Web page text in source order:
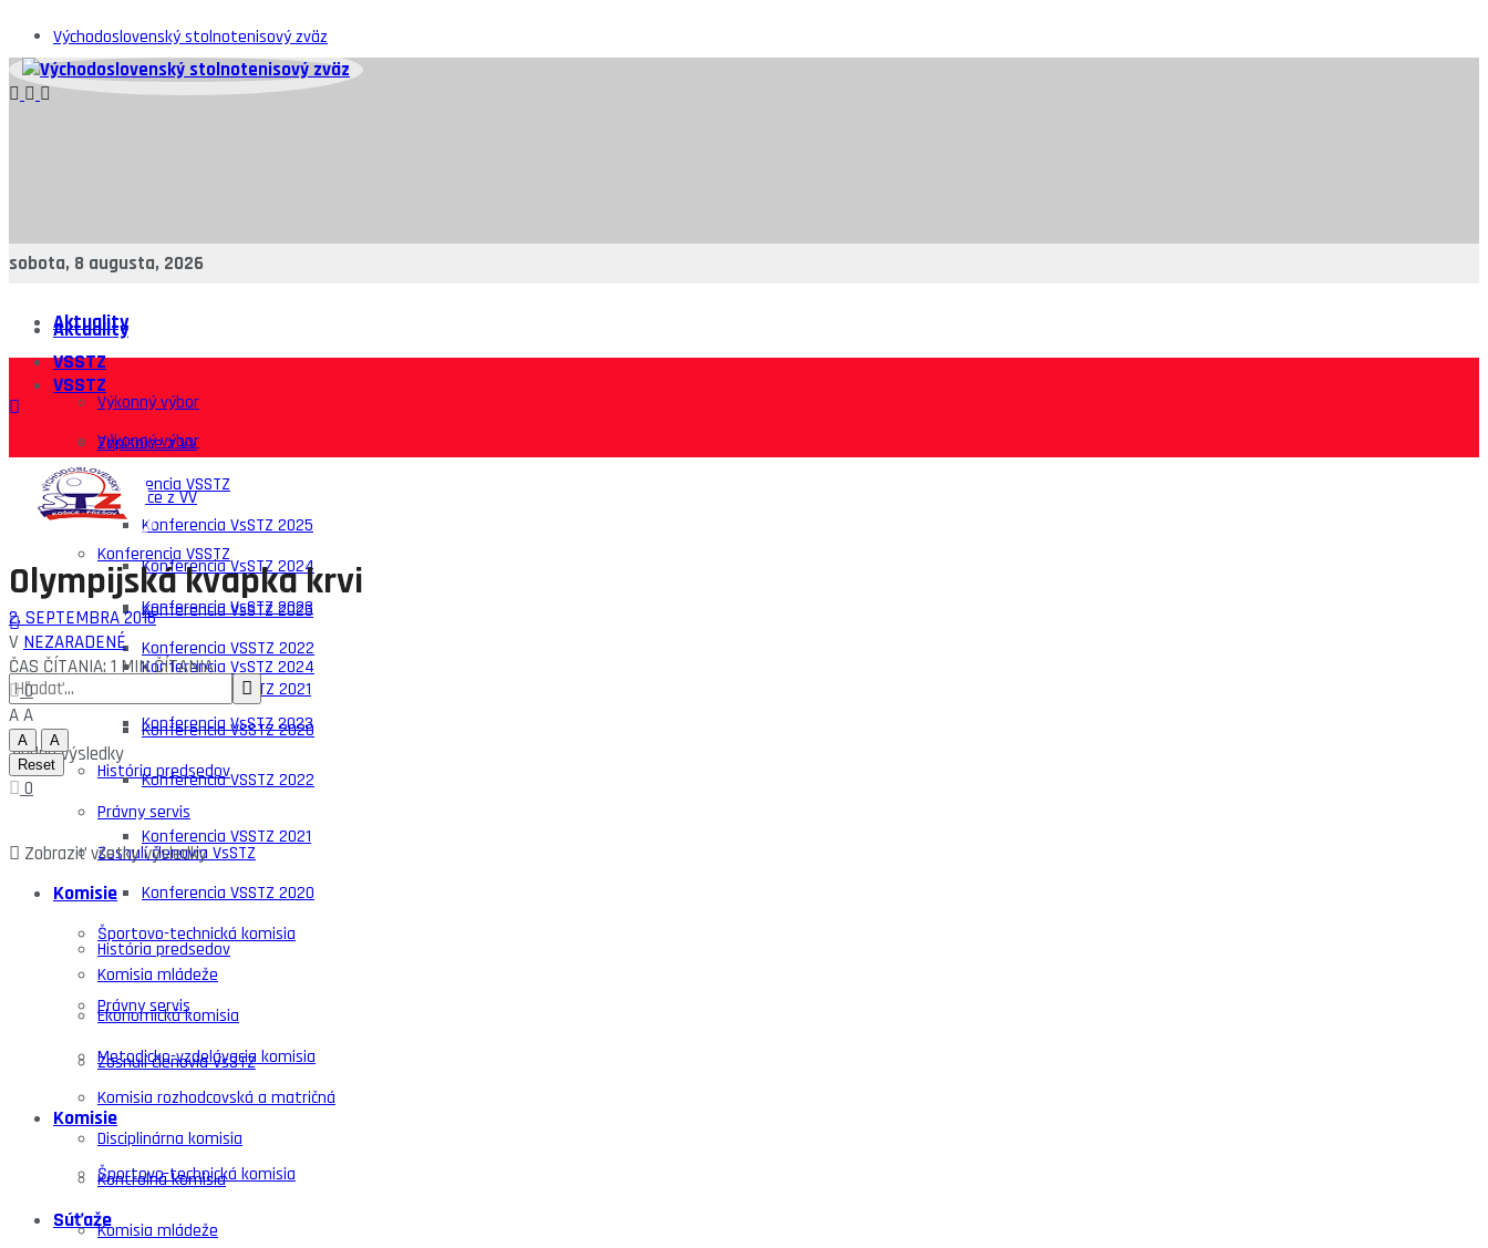
Východoslovenský stolnotenisový zväz
sobota, 8 augusta, 2026
Aktuality
VSSTZ
Výkonný výbor
Zápisnice z VV
Konferencia VSSTZ
Konferencia VsSTZ 2025
Konferencia VsSTZ 2024
Konferencia VsSTZ 2023
Konferencia VSSTZ 2022
Konferencia VSSTZ 2021
Konferencia VSSTZ 2020
História predsedov
Právny servis
Zosnulí členovia VsSTZ
Komisie
Športovo-technická komisia
Komisia mládeže
Ekonomická komisia
Metodicko-vzdelávacia komisia
Komisia rozhodcovská a matričná
Disciplinárna komisia
Kontrolná komisia
Súťaže
Aktuality
VSSTZ
Výkonný výbor
Zápisnice z VV
Konferencia VSSTZ
Konferencia VsSTZ 2025
Konferencia VsSTZ 2024
Konferencia VsSTZ 2023
Konferencia VSSTZ 2022
Konferencia VSSTZ 2021
Konferencia VSSTZ 2020
História predsedov
Právny servis
Zosnulí členovia VsSTZ
Komisie
Športovo-technická komisia
Komisia mládeže
Žiadne výsledky
Zobraziť všetky výsledky
Olympijská kvapka krvi
2. SEPTEMBRA 2016
V NEZARADENÉ
ČAS ČÍTANIA: 1 MIN ČÍTANIA
0
AA
A
A
Reset
0